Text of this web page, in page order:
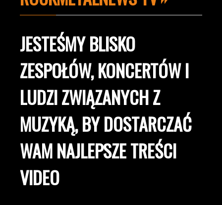
JESTEŚMY BLISKO
ZESPOŁÓW, KONCERTÓW I
LUDZI ZWIĄZANYCH Z
MUZYKĄ, BY DOSTARCZAĆ
WAM NAJLEPSZE TREŚCI
VIDEO